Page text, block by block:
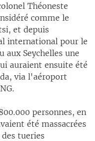
Théoneste
comme le
et depuis
international pour le
aux Seychelles une
auraient ensuite été
via l'aéroport
personnes, en
été massacrées
tueries